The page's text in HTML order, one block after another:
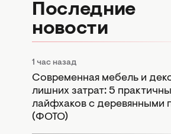
Последние
новости
1 час назад
Современная мебель и
лишних затрат: 5
лайфхаков с деревянными
(ФОТО)